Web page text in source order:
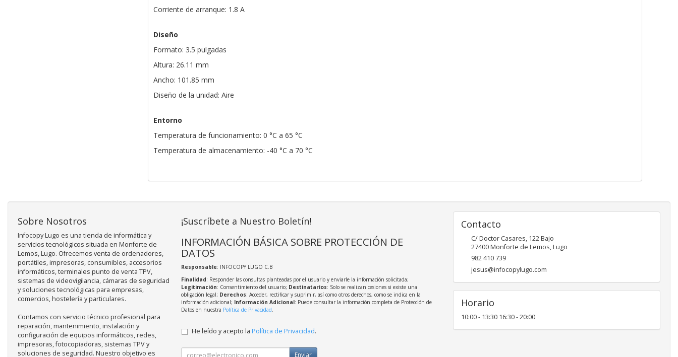
Corriente de arranque: 1.8 A
Diseño
Formato: 3.5 pulgadas
Altura: 26.11 mm
Ancho: 101.85 mm
Diseño de la unidad: Aire
Entorno
Temperatura de funcionamiento: 0 °C a 65 °C
Temperatura de almacenamiento: -40 °C a 70 °C
Sobre Nosotros
Infocopy Lugo es una tienda de informática y
servicios tecnológicos situada en Monforte de
Lemos, Lugo. Ofrecemos venta de ordenadores,
portátiles, impresoras, consumibles, accesorios
informáticos, terminales punto de venta TPV,
sistemas de videovigilancia, cámaras de seguridad
y soluciones tecnológicas para empresas,
comercios, hostelería y particulares.
Contamos con servicio técnico profesional para
reparación, mantenimiento, instalación y
configuración de equipos informáticos, redes,
impresoras, fotocopiadoras, sistemas TPV y
soluciones de seguridad. Nuestro objetivo es
¡Suscríbete a Nuestro Boletín!
INFORMACIÓN BÁSICA SOBRE PROTECCIÓN DE
DATOS
Responsable: INFOCOPY LUGO C.B
Finalidad: Responder las consultas planteadas por el usuario y enviarle la información solicitada;
Legitimación: Consentimiento del usuario; Destinatarios: Solo se realizan cesiones si existe una
obligación legal; Derechos: Acceder, rectificar y suprimir, así como otros derechos, como se indica en la
información adicional; Información Adicional: Puede consultar la información completa de Protección de
Datos en nuestra Política de Privacidad.
He leído y acepto la Política de Privacidad.
Enviar
Contacto
C/ Doctor Casares, 122 Bajo
27400Monforte de Lemos,Lugo
982 410 739
jesus@infocopylugo.com
Horario
10:00 - 13:30 16:30 - 20:00